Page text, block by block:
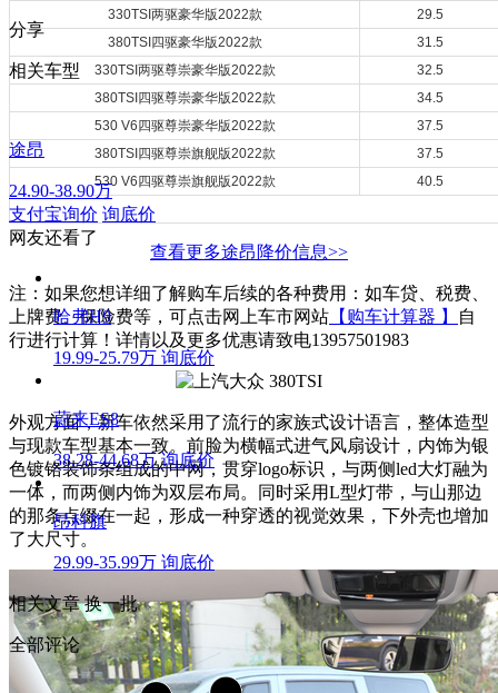
330TSI两驱豪华版2022款
29.5
380TSI四驱豪华版2022款
31.5
330TSI两驱尊崇豪华版2022款
32.5
380TSI四驱尊崇豪华版2022款
34.5
530 V6四驱尊崇豪华版2022款
37.5
380TSI四驱尊崇旗舰版2022款
37.5
530 V6四驱尊崇旗舰版2022款
40.5
查看更多途昂降价信息>>
注：如果您想详细了解购车后续的各种费用：如车贷、税费、
上牌费、保险费等，可点击网上车市网站 【购车计算器 】
自
行进行计算！详情以及更多优惠请致电13957501983
外观方面，新车依然采用了流行的家族式设计语言，整体造型
与现款车型基本一致。前脸为横幅式进气风扇设计，内饰为银
色镀铬装饰条组成的中网，贯穿logo标识，与两侧led大灯融为
一体，而两侧内饰为双层布局。同时采用L型灯带，与山那边
的那条点缀在一起，形成一种穿透的视觉效果，下外壳也增加
了大尺寸。
分享
相关车型
途昂
24.90-38.90万
支付宝询价 询底价
网友还看了
哈弗H9
19.99-25.79万 询底价
蔚来ES8
38.28-44.68万 询底价
昂科旗
29.99-35.99万 询底价
相关文章换一批
全部评论